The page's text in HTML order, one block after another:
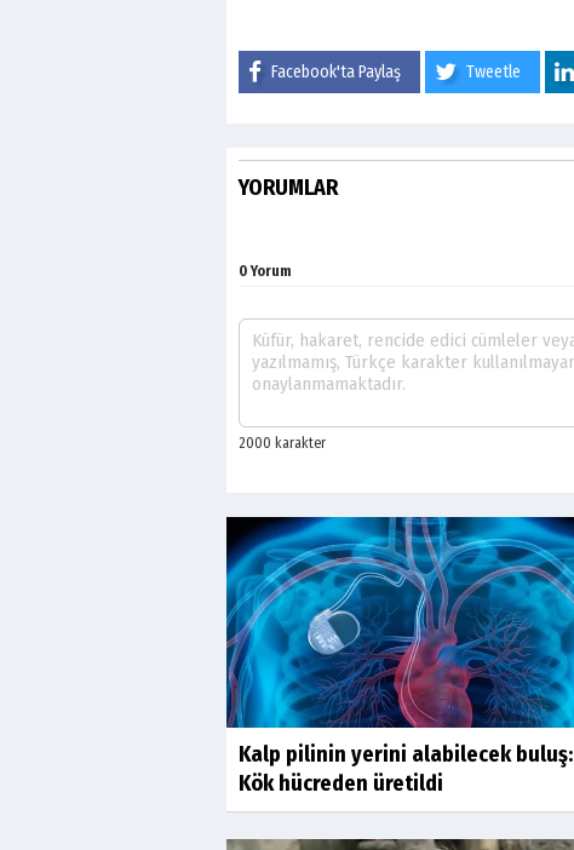
Facebook'ta Paylaş Tweetle
YORUMLAR
0 Yorum
Kalp pilinin yerini alabilecek buluş:
Kök hücreden üretildi